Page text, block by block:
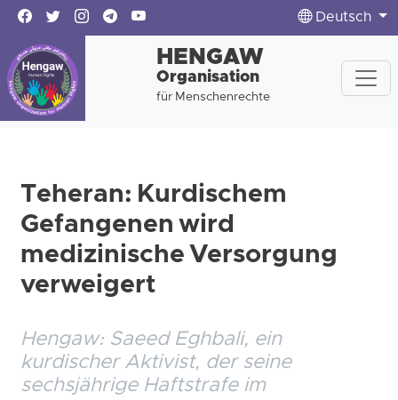
Deutsch
HENGAW
Organisation
für Menschenrechte
Teheran: Kurdischem
Gefangenen wird
medizinische Versorgung
verweigert
Hengaw: Saeed Eghbali, ein
kurdischer Aktivist, der seine
sechsjährige Haftstrafe im